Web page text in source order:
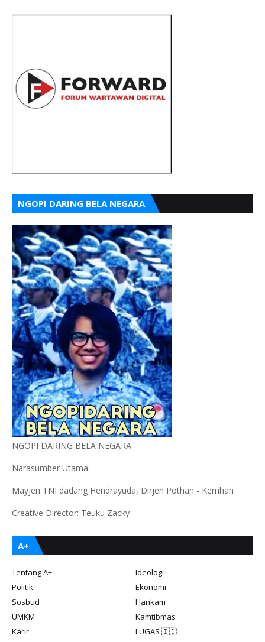
NGOPI DARING BELA NEGARA
NGOPI DARING BELA NEGARA
Narasumber Utama:
Mayjen TNI dadang Hendrayuda, Dirjen Pothan - Kemhan
Creative Director: Teuku Zacky
A+
Tentang A+
Ideologi
Politik
Ekonomi
Sosbud
Hankam
UMKM
Kamtibmas
Karir
LUGAS 🇮🇩